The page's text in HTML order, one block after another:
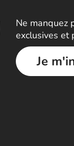
Ne manquez
exclusives et
Je